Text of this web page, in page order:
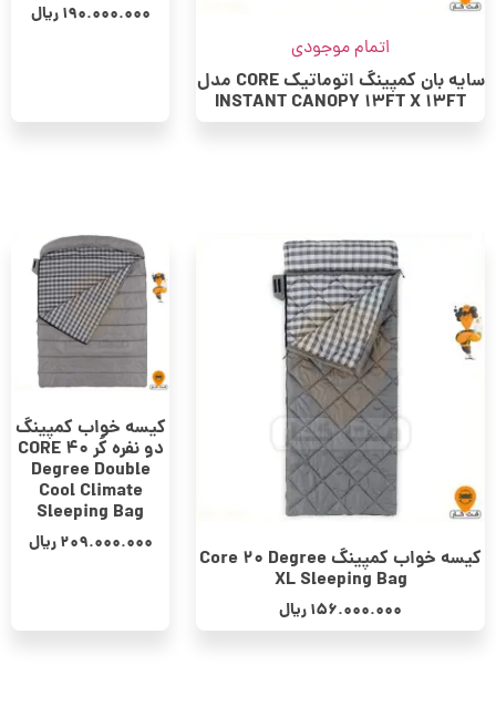
اتمام موجودی
سایه‌ بان کمپینگ اتوماتیک CORE مدل
INSTANT CANOPY 13FT X 13FT
190.000.000 ریال
کیسه خواب کمپینگ Core 20 Degree
XL Sleeping Bag
156.000.000ریال
کیسه خواب کمپینگ
دو نفره کُر CORE 40
Degree Double
Cool Climate
Sleeping Bag
209.000.000 ریال